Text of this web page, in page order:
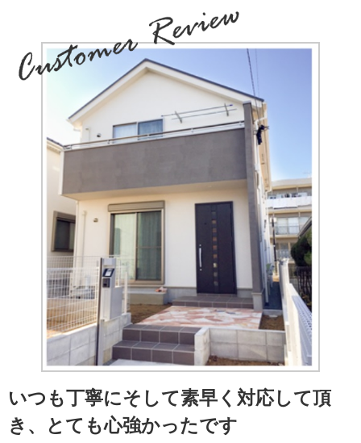
いつも丁寧にそして素早く対応して頂
き、とても心強かったです